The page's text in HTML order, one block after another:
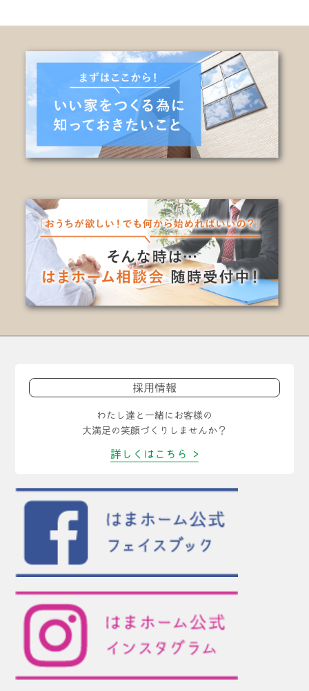
採用情報
わたし達と一緒にお客様の
大満足の笑顔づくりしませんか？
詳しくはこちら >